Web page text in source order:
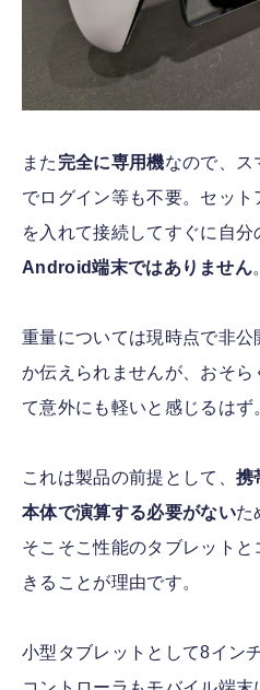
また 完全に専用機なので、ス
でログイン等も不要。セッ
を入れて接続してすぐに自
Android端末ではありません。
重量については現時点で非
か伝えられませんが、おそ
て意外にも軽いと感じるはず
これは製品の前提として、 携
本体で演算する必要がないた
そこそこ性能のタブレット
きることが理由です。
小型タブレットとして8イン